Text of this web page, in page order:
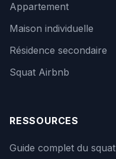
Appartement
Maison individuelle
Résidence secondaire
Squat Airbnb
RESSOURCES
Guide complet du squat